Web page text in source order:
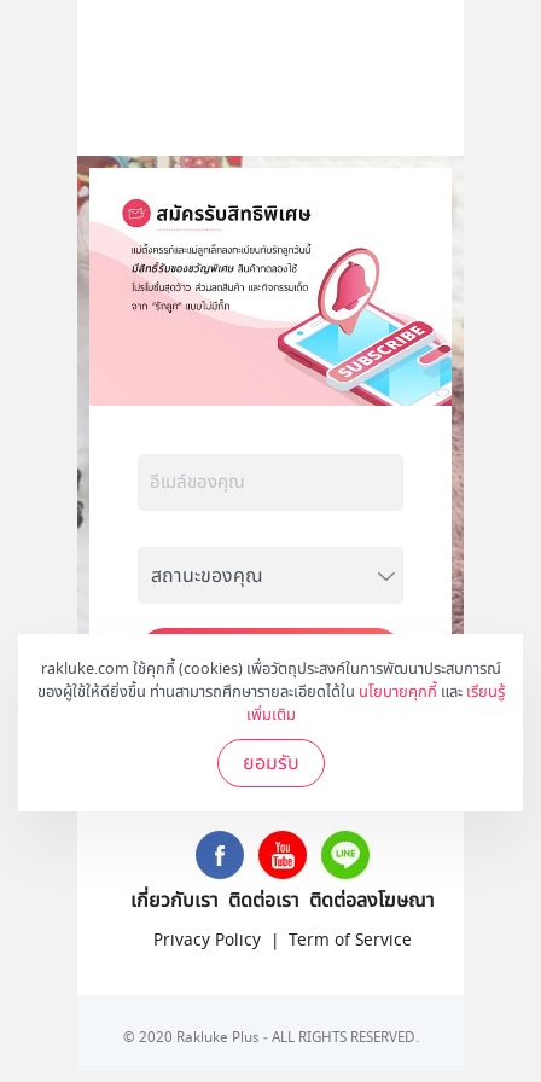
rakluke.com ใช้คุกกี้ (cookies) เพื่อวัตถุประสงค์ในการพัฒนาประสบการณ์
ของผู้ใช้ให้ดียิ่งขึ้น ท่านสามารถศึกษารายละเอียดได้ใน นโยบายคุกกี้ และ เรียนรู้
เพิ่มเติม
ยอมรับ
สมัคร
ติดตามเราได้ที่
เกี่ยวกับเรา ติดต่อเรา ติดต่อลงโฆษณา
Privacy Policy | Term of Service
© 2020 Rakluke Plus - ALL RIGHTS RESERVED.